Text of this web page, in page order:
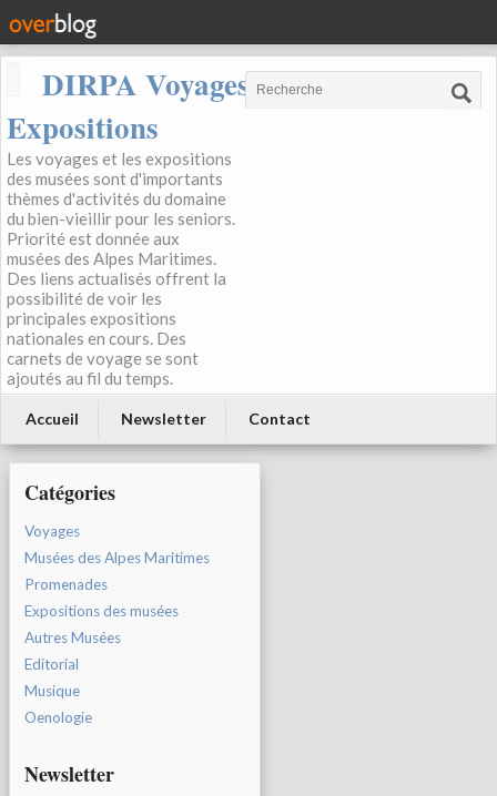
DIRPA Voyages, Musées,
Expositions
Les voyages et les expositions
des musées sont d'importants
thèmes d'activités du domaine
du bien-vieillir pour les seniors.
Priorité est donnée aux
musées des Alpes Maritimes.
Des liens actualisés offrent la
possibilité de voir les
principales expositions
nationales en cours. Des
carnets de voyage se sont
ajoutés au fil du temps.
Accueil Newsletter Contact
Catégories
Voyages
Musées des Alpes Maritimes
Promenades
Expositions des musées
Autres Musées
Editorial
Musique
Oenologie
Newsletter